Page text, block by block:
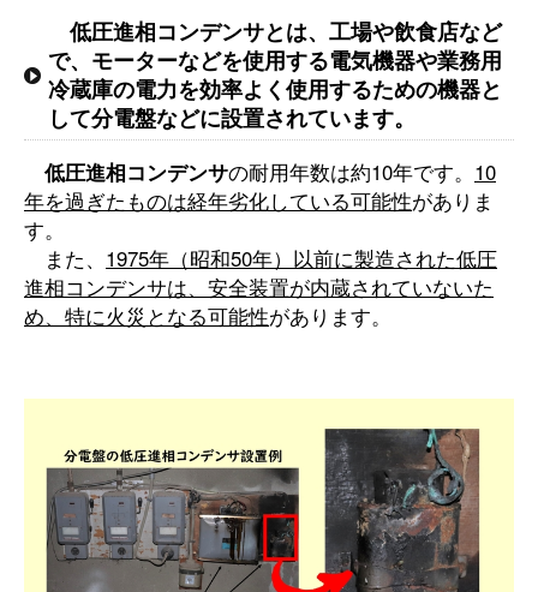
低圧進相コンデンサとは、工場や飲食店など
で、モーターなどを使用する電気機器や業務用
冷蔵庫の電力を効率よく使用するための機器と
して分電盤などに設置されています。
低圧進相コンデンサの耐用年数は約10年です。 10
年を過ぎたものは経年劣化している可能性がありま
す。
また、 1975年（昭和50年）以前に製造された低圧
進相コンデンサは、安全装置が内蔵されていないた
め、特に火災となる可能性があります。